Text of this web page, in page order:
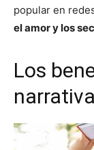
popular en
el amor y los
Los